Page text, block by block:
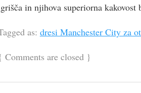
in njihova superiorna
as: dresi Manchester City za
Comments are closed}